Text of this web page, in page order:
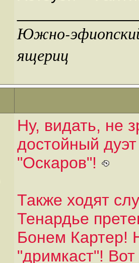
Южно-эфиопский
ящериц
Ну, видать, не
достойный
"Оскаров"!
Также ходят
Тенардье
Бонем Картер!
"дримкаст"!